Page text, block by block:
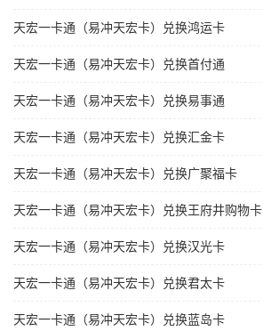
天宏一卡通（易冲天宏卡）兑换鸿运卡
天宏一卡通（易冲天宏卡）兑换首付通
天宏一卡通（易冲天宏卡）兑换易事通
天宏一卡通（易冲天宏卡）兑换汇金卡
天宏一卡通（易冲天宏卡）兑换广聚福卡
天宏一卡通（易冲天宏卡）兑换王府井购物卡
天宏一卡通（易冲天宏卡）兑换汉光卡
天宏一卡通（易冲天宏卡）兑换君太卡
天宏一卡通（易冲天宏卡）兑换蓝岛卡